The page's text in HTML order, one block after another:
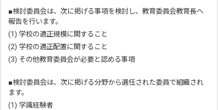
■検討委員会は、次に掲げる事項を検討し、教育委員会教育長へ
報告を行います。
(1) 学校の適正規模に関すること
(2) 学校の適正配置に関すること
(3) その他教育委員会が必要と認める事項
■検討委員会は、次に掲げる分野から選任された委員で組織され
ます。
(1) 学識経験者